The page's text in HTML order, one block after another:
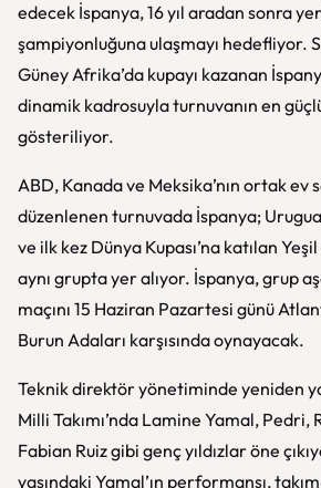
edecek İspanya, 16 yıl aradan sonra
şampiyonluğuna ulaşmayı hedefliyor.
Güney Afrika’da kupayı kazanan
dinamik kadrosuyla turnuvanın en
gösteriliyor.
ABD, Kanada ve Meksika’nın ortak ev
düzenlenen turnuvada İspanya;
ve ilk kez Dünya Kupası’na katılan
aynı grupta yer alıyor. İspanya, grup
maçını 15 Haziran Pazartesi günü
Burun Adaları karşısında oynayacak.
Teknik direktör yönetiminde yeniden
Milli Takımı’nda Lamine Yamal, Pedri,
Fabian Ruiz gibi genç yıldızlar öne
yaşındaki Yamal’ın performansı,